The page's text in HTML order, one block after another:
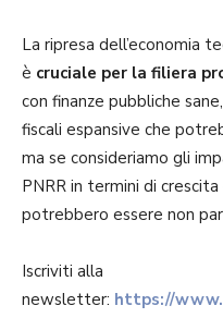
La ripresa dell’economia
è cruciale per la filiera
con finanze pubbliche
fiscali espansive che
ma se consideriamo gli
PNRR in termini di
potrebbero essere non
Iscriviti alla
newsletter: https://